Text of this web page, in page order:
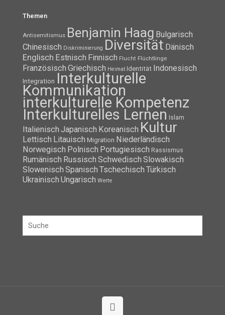
Themen
Antisemitismus Benjamin Haag Bulgarisch
Chinesisch Diskriminierung Diversität Dänisch
Englisch Estnisch Finnisch Flucht Flüchtlinge
Französisch Griechisch Heimat Identität Indonesisch
Integration Interkulturelle
Kommunikation
interkulturelle Kompetenz
Interkulturelles Lernen Islam
Italienisch Japanisch Koreanisch Kultur
Lettisch Litauisch Migration Niederländisch
Norwegisch Polnisch Portugiesisch Rassismus
Rumänisch Russisch Schwedisch Slowakisch
Slowenisch Spanisch Tschechisch Türkisch
Ukrainisch Ungarisch Werte